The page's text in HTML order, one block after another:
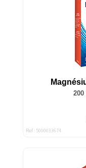
Ref : 5000033674